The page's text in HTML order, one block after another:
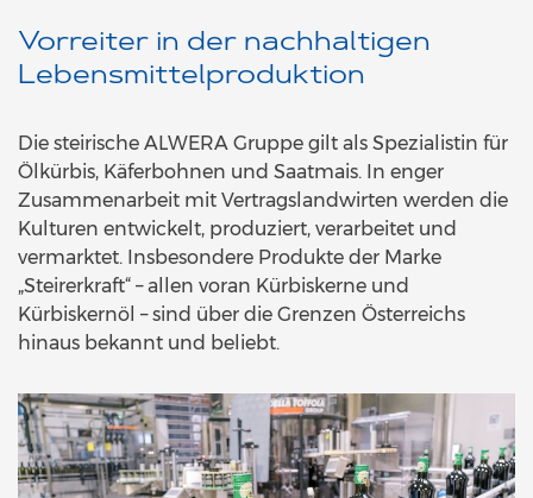
Vorreiter in der nachhaltigen
Lebensmittelproduktion
Die steirische ALWERA Gruppe gilt als Spezialistin für
Ölkürbis, Käferbohnen und Saatmais. In enger
Zusammenarbeit mit Vertragslandwirten werden die
Kulturen entwickelt, produziert, verarbeitet und
vermarktet. Insbesondere Produkte der Marke
„Steirerkraft“ – allen voran Kürbiskerne und
Kürbiskernöl – sind über die Grenzen Österreichs
hinaus bekannt und beliebt.